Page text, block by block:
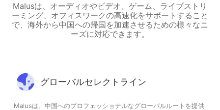
Malusは、オーディオやビデオ、ゲーム、ライブストリ
ーミング、オフィスワークの高速化をサポートすること
で、海外から中国への帰国を加速させるための様々なニ
ーズに対応できます。
グローバルセレクトライン
Malusは、中国へのプロフェッショナルなグローバルルートを提供